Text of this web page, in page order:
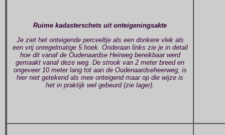
Ruime kadasterschets uit onteigeningsakte
Je ziet het onteigende perceeltje als een donkere vlek als
een vrij onregelmatige 5 hoek. Onderaan links zie je in detail
hoe dit vanaf de Oudenaardse Heirweg bereikbaar werd
gemaakt vanaf deze weg. De strook van 2 meter breed en
ongeveer 10 meter lang tot aan de Oudenaardseheerweg, is
hier niet getekend als mee onteigend maar op die wijze is
het in praktijk wel gebeurd (zie lager).